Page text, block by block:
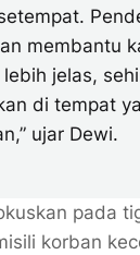
membantu
jelas,
di tempat
ujar Dewi.
pada
korban